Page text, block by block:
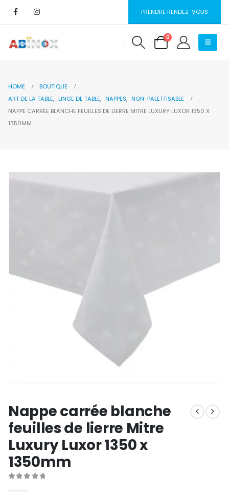
PRENDRE RENDEZ-VOUS
0
HOME
BOUTIQUE
ART DE LA TABLE, LINGE DE TABLE, NAPPES, NON-PALETTISABLE
NAPPE CARRÉE BLANCHE FEUILLES DE LIERRE MITRE LUXURY LUXOR 1350 X
1350MM
Nappe carrée blanche
feuilles de lierre Mitre
Luxury Luxor 1350 x
1350mm